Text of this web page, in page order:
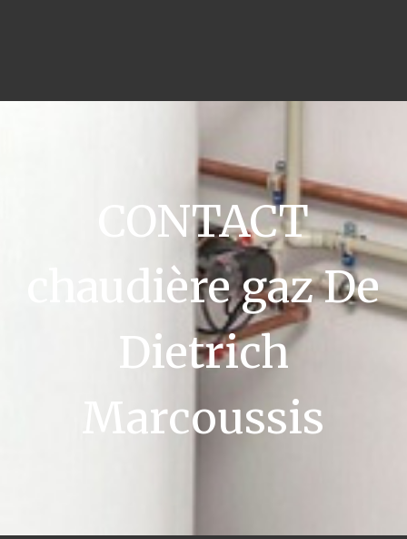
CONTACT
chaudière gaz De
Dietrich
Marcoussis